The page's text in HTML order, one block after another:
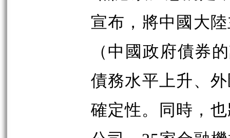
宣布，將中國大
（中國政府債券
債務水平上升、
確定性。同時，